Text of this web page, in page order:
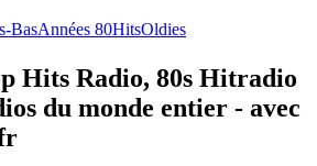
BasAnnées 80HitsOldies
Hits Radio, 80s Hitradio
du monde entier - avec